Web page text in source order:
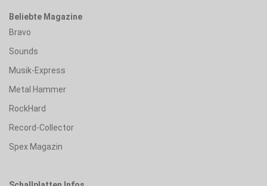
Beliebte Magazine
Bravo
Sounds
Musik-Express
Metal Hammer
RockHard
Record-Collector
Spex Magazin